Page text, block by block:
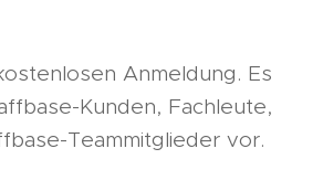
Anmeldung. Es
Kunden, Fachleute,
Teammitglieder vor.